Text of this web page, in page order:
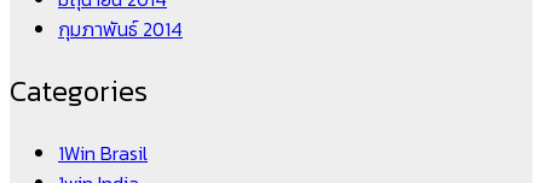
กุมภาพันธ์ 2014
Categories
1Win Brasil